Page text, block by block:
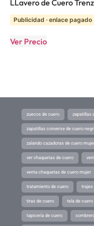
LLavero de Cuero
Publicidad · enlace pagado
Ver Precio
zuecos de cuero zapatillas
zapatillas converse de cuero
zalando cazadoras de cuero
ver chaquetas de cuero
venta chaquetas de cuero mujer
tratamiento de cuero trajes
tiras de cuero tela de cuero
tapicería de cuero